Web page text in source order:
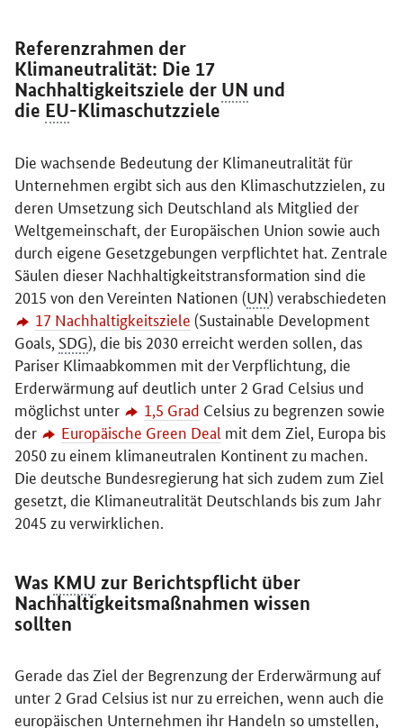
Referenzrahmen der
Klimaneutralität: Die 17
Nachhaltigkeitsziele der UN und
die EU-Klimaschutzziele
Die wachsende Bedeutung der Klimaneutralität für
Unternehmen ergibt sich aus den Klimaschutzzielen, zu
deren Umsetzung sich Deutschland als Mitglied der
Weltgemeinschaft, der Europäischen Union sowie auch
durch eigene Gesetzgebungen verpflichtet hat. Zentrale
Säulen dieser Nachhaltigkeitstransformation sind die
2015 von den Vereinten Nationen (UN) verabschiedeten
17 Nachhaltigkeitsziele (Sustainable Development
Goals, SDG), die bis 2030 erreicht werden sollen, das
Pariser Klimaabkommen mit der Verpflichtung, die
Erderwärmung auf deutlich unter 2 Grad Celsius und
möglichst unter
1,5 Grad Celsius zu begrenzen sowie
der
Europäische Green Deal mit dem Ziel, Europa bis
2050 zu einem klimaneutralen Kontinent zu machen.
Die deutsche Bundesregierung hat sich zudem zum Ziel
gesetzt, die Klimaneutralität Deutschlands bis zum Jahr
2045 zu verwirklichen.
Was KMU zur Berichtspflicht über
Nachhaltigkeitsmaßnahmen wissen
sollten
Gerade das Ziel der Begrenzung der Erderwärmung auf
unter 2 Grad Celsius ist nur zu erreichen, wenn auch die
europäischen Unternehmen ihr Handeln so umstellen,